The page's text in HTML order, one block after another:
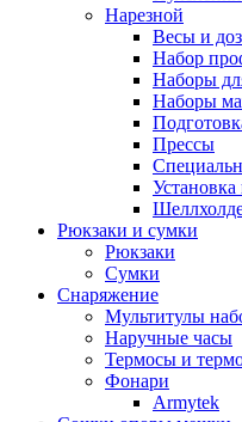
Нарезной
Весы и
Набор
Наборы
Наборы
Прессы
Рюкзаки и сумки
Рюкзаки
Сумки
Снаряжение
Мультитулы
Наручные часы
Термосы и
Фонари
Armytek